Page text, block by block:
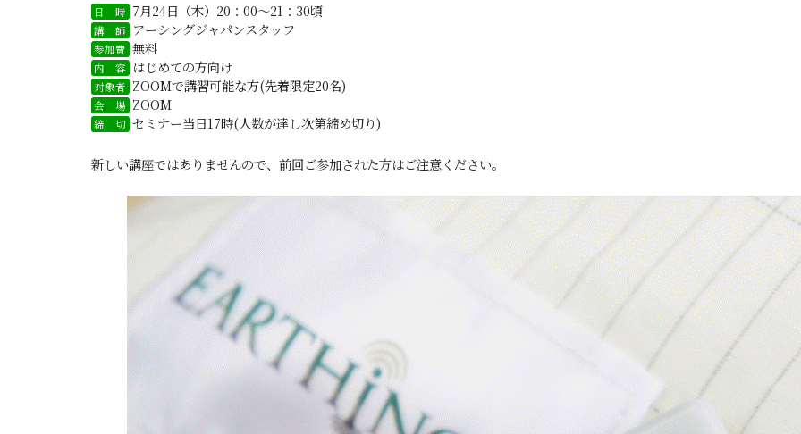
日 時 7月24日（木）20：00～21：30頃
講 師 アーシングジャパンスタッフ
参加費 無料
内 容 はじめての方向け
対象者 ZOOMで講習可能な方(先着限定20名)
会 場 ZOOM
締 切 セミナー当日17時(人数が達し次第締め切り)
新しい講座ではありませんので、前回ご参加された方はご注意ください。